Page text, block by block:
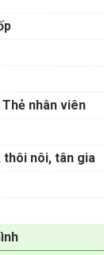
nhân viên
thôi nôi, tân gia